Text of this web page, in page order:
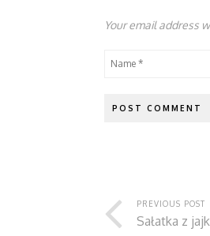
Your email address
PREVIOUS POST
Sałatka z